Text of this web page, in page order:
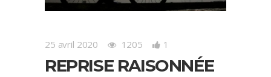
25 avril 2020 1205 1
REPRISE RAISONNÉE